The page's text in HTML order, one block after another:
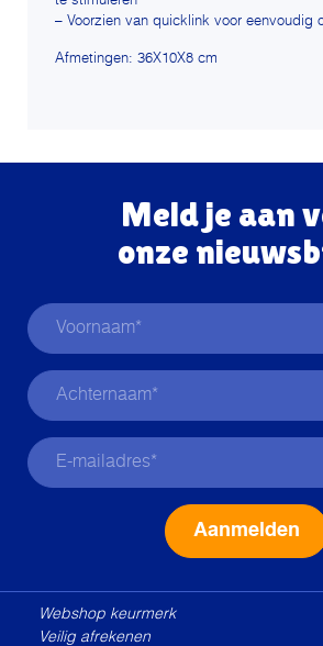
– Voorzien van quicklink voor eenvoudig
Afmetingen: 36X10X8 cm
Meld je aan
onze
Webshop keurmerk
Veilig afrekenen